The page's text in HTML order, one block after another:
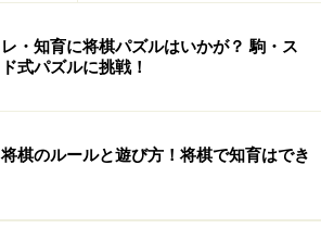
本の剣
。最後の最後にほほえむのはどちら
このテーマの他に、この最終戦には
・知育に将棋パズルはいかが？ 駒・ス
式パズルに挑戦！
将棋のルールと遊び方！将棋で知育はでき